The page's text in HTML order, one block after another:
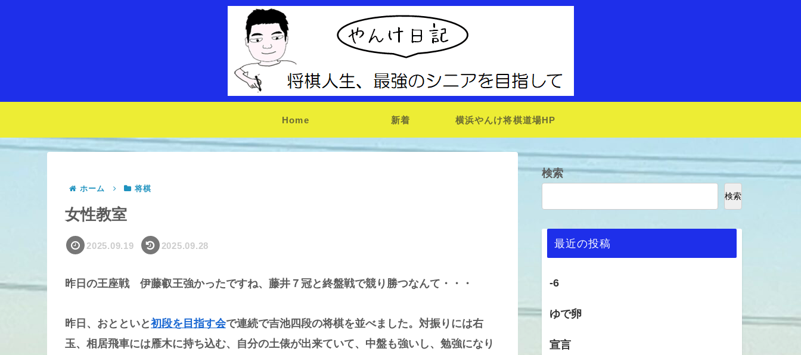
Home 新着 横浜やんけ将棋道場HP
ホーム 将棋
女性教室
2025.09.19 2025.09.28
昨日の王座戦 伊藤叡王強かったですね、藤井７冠と終盤戦で競り勝つなんて・・・
昨日、おとといと初段を目指す会で連続で吉池四段の将棋を並べました。対振りには右
玉、相居飛車には雁木に持ち込む、自分の土俵が出来ていて、中盤も強いし、勉強になり
検索
検索
最近の投稿
-6
ゆで卵
宣言